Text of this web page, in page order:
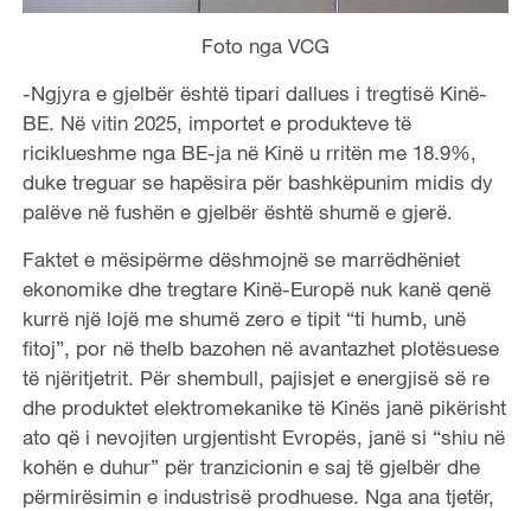
Foto nga VCG
-Ngjyra e gjelbër është tipari dallues i tregtisë Kinë-
BE. Në vitin 2025, importet e produkteve të
riciklueshme nga BE-ja në Kinë u rritën me 18.9%,
duke treguar se hapësira për bashkëpunim midis dy
palëve në fushën e gjelbër është shumë e gjerë.
Faktet e mësipërme dëshmojnë se marrëdhëniet
ekonomike dhe tregtare Kinë-Europë nuk kanë qenë
kurrë një lojë me shumë zero e tipit “ti humb, unë
fitoj”, por në thelb bazohen në avantazhet plotësuese
të njëritjetrit. Për shembull, pajisjet e energjisë së re
dhe produktet elektromekanike të Kinës janë pikërisht
ato që i nevojiten urgjentisht Evropës, janë si “shiu në
kohën e duhur” për tranzicionin e saj të gjelbër dhe
përmirësimin e industrisë prodhuese. Nga ana tjetër,